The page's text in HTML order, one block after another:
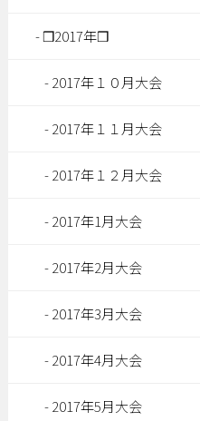
❒2017年❒
2017年１０月大会
2017年１１月大会
2017年１２月大会
2017年1月大会
2017年2月大会
2017年3月大会
2017年4月大会
2017年5月大会